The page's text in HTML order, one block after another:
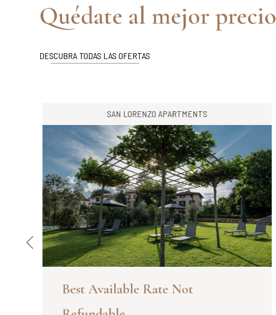
Quédate al mejor precio
DESCUBRA TODAS LAS OFERTAS
SAN LORENZO APARTMENTS
Best Available Rate Not